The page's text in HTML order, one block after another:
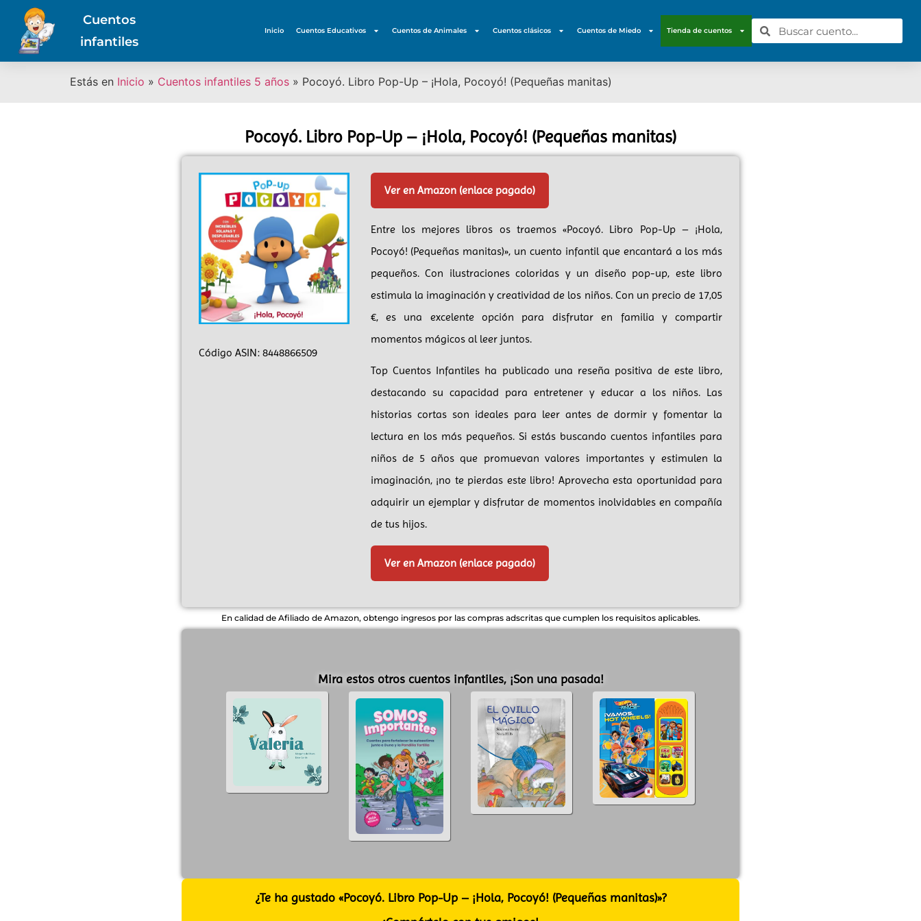
Cuentos
infantiles
Inicio Cuentos Educativos Cuentos de Animales Cuentos clásicos Cuentos de Miedo Tienda de cuentos
Estás en Inicio » Cuentos infantiles 5 años » Pocoyó. Libro Pop-Up – ¡Hola, Pocoyó! (Pequeñas manitas)
Pocoyó. Libro Pop-Up – ¡Hola, Pocoyó! (Pequeñas manitas)
Código ASIN: 8448866509
Ver en Amazon (enlace pagado)
Entre los mejores libros os traemos «Pocoyó. Libro Pop-Up – ¡Hola,
Pocoyó! (Pequeñas manitas)», un cuento infantil que encantará a los más
pequeños. Con ilustraciones coloridas y un diseño pop-up, este libro
estimula la imaginación y creatividad de los niños. Con un precio de 17,05
€, es una excelente opción para disfrutar en familia y compartir
momentos mágicos al leer juntos.
Top Cuentos Infantiles ha publicado una reseña positiva de este libro,
destacando su capacidad para entretener y educar a los niños. Las
historias cortas son ideales para leer antes de dormir y fomentar la
lectura en los más pequeños. Si estás buscando cuentos infantiles para
niños de 5 años que promuevan valores importantes y estimulen la
imaginación, ¡no te pierdas este libro! Aprovecha esta oportunidad para
adquirir un ejemplar y disfrutar de momentos inolvidables en compañía
de tus hijos.
Ver en Amazon (enlace pagado)
En calidad de Afiliado de Amazon, obtengo ingresos por las compras adscritas que cumplen los requisitos aplicables.
Mira estos otros cuentos infantiles, ¡Son una pasada!
¿Te ha gustado «Pocoyó. Libro Pop-Up – ¡Hola, Pocoyó! (Pequeñas manitas)»?